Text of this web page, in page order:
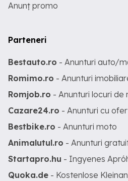
Anunț promo
Parteneri
Bestauto.ro - Anunturi auto/
Romimo.ro - Anunturi
Romjob.ro - Anunturi locuri de
Cazare24.ro - Anunturi cu
Bestbike.ro - Anunturi moto
Animalutul.ro - Anunturi
Startapro.hu - Ingyenes
Quoka.de - Kostenlose